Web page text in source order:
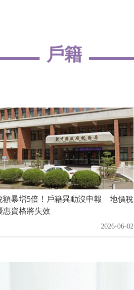
戶籍
額暴增5倍！戶籍異動沒申報 地價稅
惠資格將失效
2026-06-02